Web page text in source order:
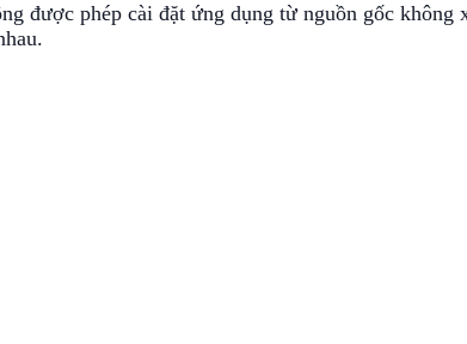
được phép cài đặt ứng dụng từ nguồn gốc không